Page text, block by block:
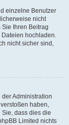
einzelne Benutzer
nicht
Ihren Beitrag
Dateien hochladen.
nicht sicher sind,
Administration
haben,
dass dies die
Limited nichts